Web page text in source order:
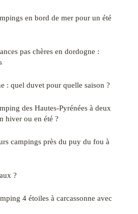
en bord de mer pour un été
pas chères en dordogne :
: quel duvet pour quelle saison ?
des Hautes-Pyrénées à deux
hiver ou en été ?
campings près du puy du fou à
?
4 étoiles à carcassonne avec